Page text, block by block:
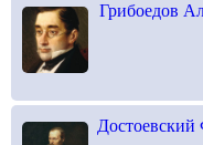
Грибоедов